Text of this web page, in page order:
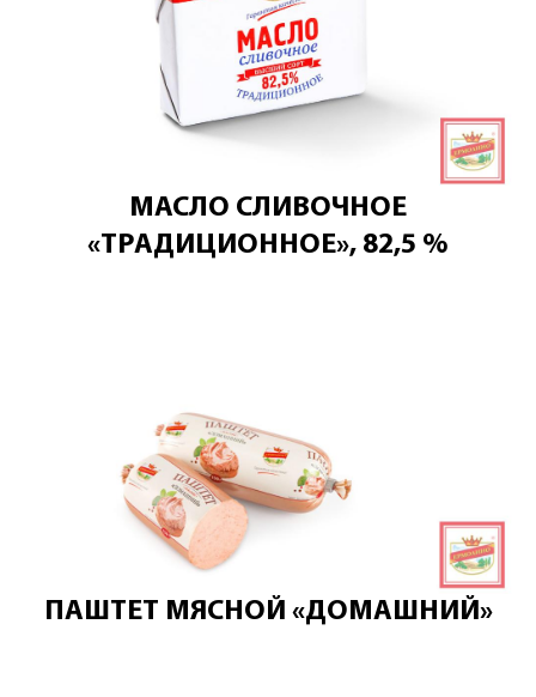
МАСЛО СЛИВОЧНОЕ
«ТРАДИЦИОННОЕ», 82,5 %
ПАШТЕТ МЯСНОЙ «ДОМАШНИЙ»